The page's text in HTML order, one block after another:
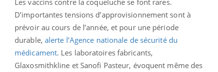
D’importantes tensions d’approvisionnement sont à
prévoir au cours de l’année, et pour une période
durable, alerte l’Agence nationale de sécurité du
médicament. Les laboratoires fabricants,
Glaxosmithkline et Sanofi Pasteur, évoquent même des